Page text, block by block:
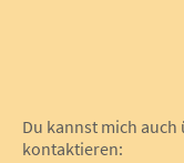
Du kannst mich
kontaktieren: